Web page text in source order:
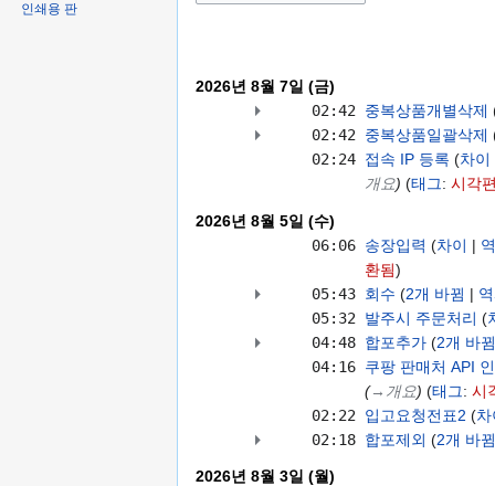
2026년 8월 7일 (금)
02:42 중복상품개별삭제
02:42 중복상품일괄삭제
02:24 접속 IP 등록
차이
개요
태그: 시각
2026년 8월 5일 (수)
06:06 송장입력 차이
환됨
05:43 회수 2개 바뀜
05:32 발주시 주문처리
04:48 합포추가
2개 바뀜
04:16 쿠팡 판매처 API
→‎개요
태그: 시
02:22 입고요청전표2
02:18 합포제외 2개 바뀜
2026년 8월 3일 (월)
인쇄용 판